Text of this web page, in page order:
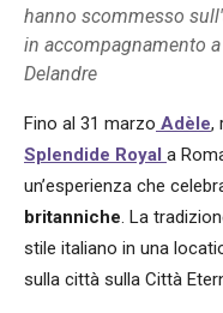
hanno scommesso
in accompagnamento
Delandre
Fino al 31 marzo Adèle,
Splendide Royal a
un’esperienza che
britanniche. La
stile italiano in una
sulla città sulla Città